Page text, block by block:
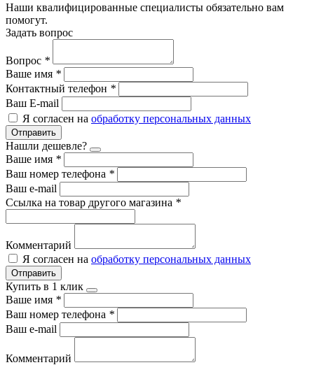
Наши квалифицированные специалисты обязательно вам
помогут.
Задать вопрос
Вопрос *
Ваше имя *
Контактный телефон *
Ваш E-mail
Я согласен на обработку персональных данных
Отправить
Нашли дешевле?
Ваше имя *
Ваш номер телефона *
Ваш e-mail
Ссылка на товар другого магазина *
Комментарий
Я согласен на обработку персональных данных
Отправить
Купить в 1 клик
Ваше имя *
Ваш номер телефона *
Ваш e-mail
Комментарий